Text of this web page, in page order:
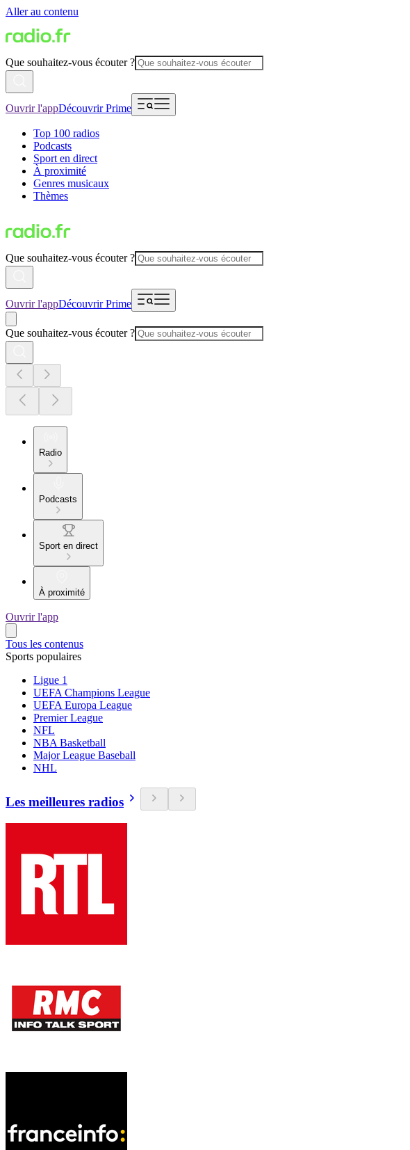
Aller au contenu
Que souhaitez-vous écouter ?
Ouvrir l'appDécouvrir Prime
Top 100 radios
Podcasts
Sport en direct
À proximité
Genres musicaux
Thèmes
Que souhaitez-vous écouter ?
Ouvrir l'appDécouvrir Prime
Que souhaitez-vous écouter ?
Radio
Podcasts
Sport en direct
À proximité
Ouvrir l'app
Tous les contenus
Sports populaires
Ligue 1
UEFA Champions League
UEFA Europa League
Premier League
NFL
NBA Basketball
Major League Baseball
NHL
Les meilleures radios